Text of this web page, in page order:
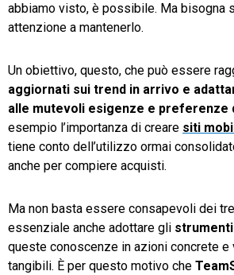
abbiamo visto, è possibile. Ma bisogna
attenzione a mantenerlo.
Un obiettivo, questo, che può essere
aggiornati sui trend in arrivo e
alle mutevoli esigenze e preferenze
esempio l’importanza di creare siti
tiene conto dell’utilizzo ormai
anche per compiere acquisti.
Ma non basta essere consapevoli dei
essenziale anche adottare gli
queste conoscenze in azioni concrete
tangibili. È per questo motivo che